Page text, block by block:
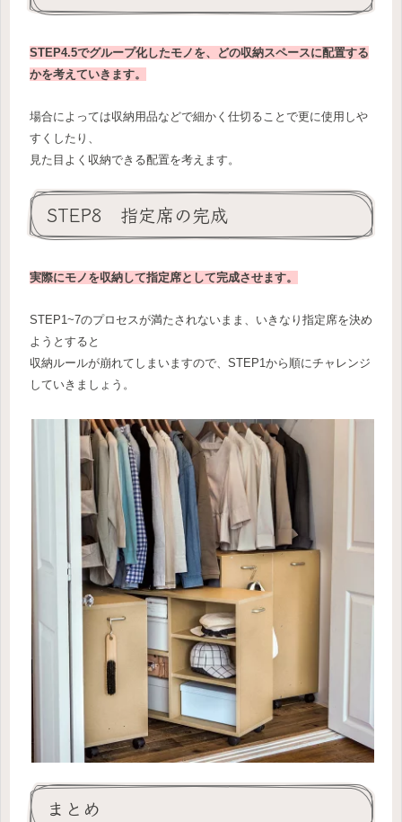
STEP4.5でグループ化したモノを、どの収納スペースに配置する
かを考えていきます。
場合によっては収納用品などで細かく仕切ることで更に使用しや
すくしたり、
見た目よく収納できる配置を考えます。
STEP8 指定席の完成
実際にモノを収納して指定席として完成させます。
STEP1~7のプロセスが満たされないまま、いきなり指定席を決め
ようとすると
収納ルールが崩れてしまいますので、STEP1から順にチャレンジ
していきましょう。
まとめ